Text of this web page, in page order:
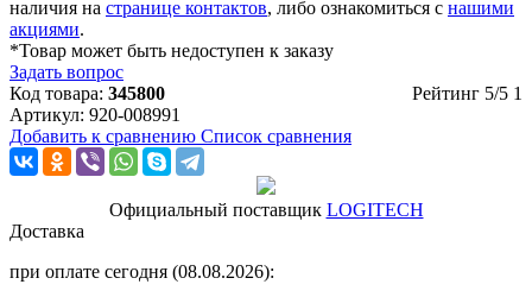
наличия на странице контактов, либо ознакомиться с нашими
акциями.
*Товар может быть недоступен к заказу
Задать вопрос
Рейтинг 5/5 1
Код товара: 345800
Артикул: 920-008991
Добавить к сравнению Список сравнения
Официальный поставщик LOGITECH
Доставка
при оплате сегодня (08.08.2026):